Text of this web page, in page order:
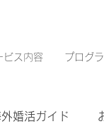
ビス内容 プログ
婚活ガイド